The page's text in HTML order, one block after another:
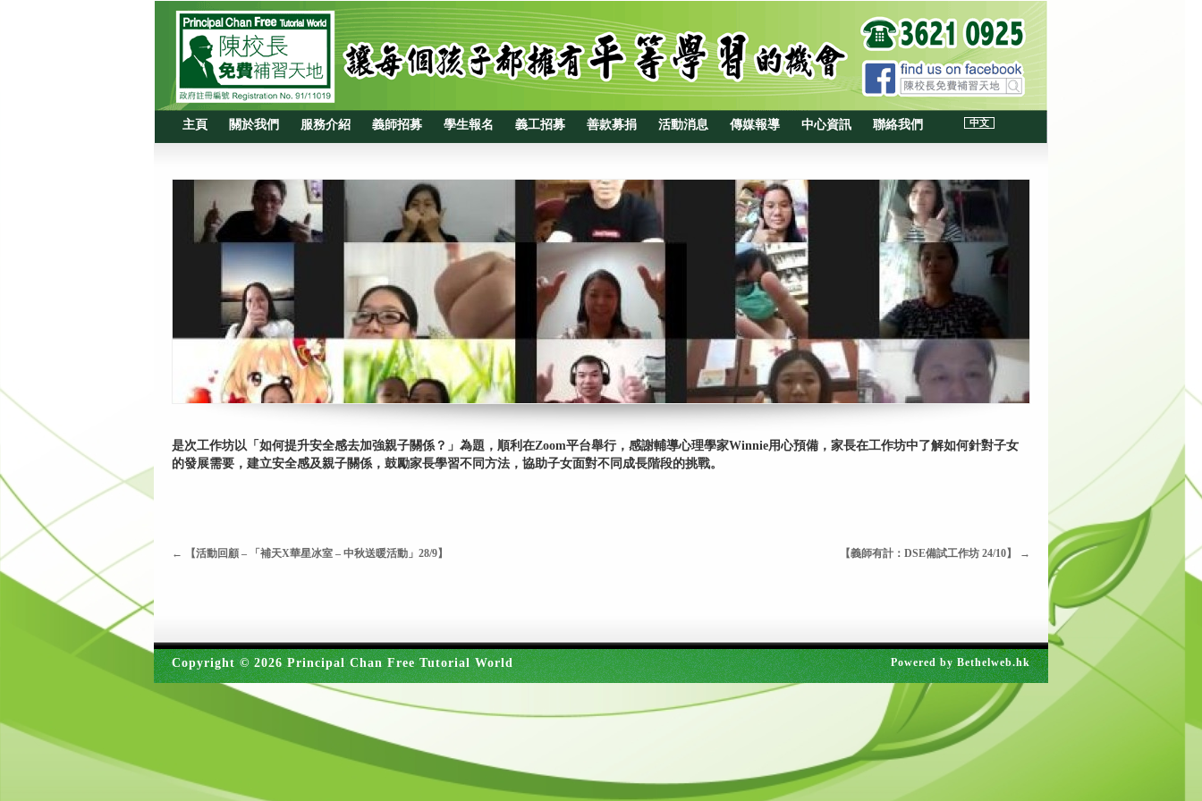
中文
主頁 關於我們 服務介紹 義師招募 學生報名 義工招募 善款募捐 活動消息 傳媒報導 中心資訊 聯絡我們
是次工作坊以「如何提升安全感去加強親子關係？」為題，順利在Zoom平台舉行，感謝輔導心理學家Winnie用心預備，家長在工作坊中了解如何針對子女
的發展需要，建立安全感及親子關係，鼓勵家長學習不同方法，協助子女面對不同成長階段的挑戰。
← 【活動回顧 – 「補天X華星冰室 – 中秋送暖活動」28/9】 【義師有計：DSE備試工作坊 24/10】 →
Copyright © 2026 Principal Chan Free Tutorial World Powered byBethelweb.hk